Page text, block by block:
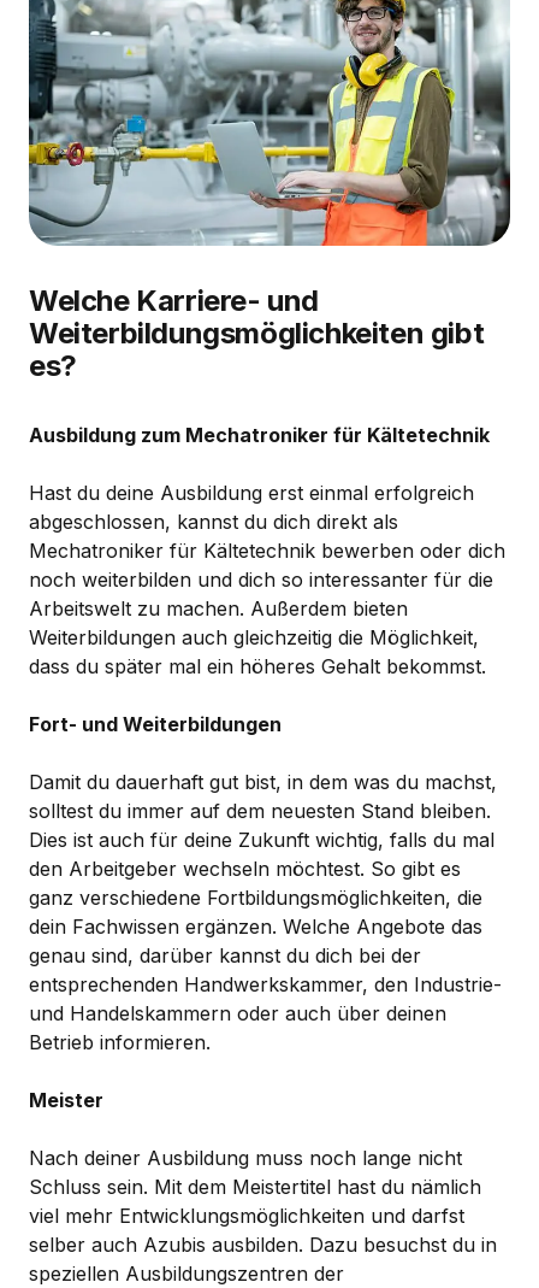
Welche Karriere- und
Weiterbildungsmöglichkeiten gibt
es?
Ausbildung zum Mechatroniker für Kältetechnik
Hast du deine Ausbildung erst einmal erfolgreich
abgeschlossen, kannst du dich direkt als
Mechatroniker für Kältetechnik bewerben oder dich
noch weiterbilden und dich so interessanter für die
Arbeitswelt zu machen. Außerdem bieten
Weiterbildungen auch gleichzeitig die Möglichkeit,
dass du später mal ein höheres Gehalt bekommst.
Fort- und Weiterbildungen
Damit du dauerhaft gut bist, in dem was du machst,
solltest du immer auf dem neuesten Stand bleiben.
Dies ist auch für deine Zukunft wichtig, falls du mal
den Arbeitgeber wechseln möchtest. So gibt es
ganz verschiedene Fortbildungsmöglichkeiten, die
dein Fachwissen ergänzen. Welche Angebote das
genau sind, darüber kannst du dich bei der
entsprechenden Handwerkskammer, den Industrie-
und Handelskammern oder auch über deinen
Betrieb informieren.
Meister
Nach deiner Ausbildung muss noch lange nicht
Schluss sein. Mit dem Meistertitel hast du nämlich
viel mehr Entwicklungsmöglichkeiten und darfst
selber auch Azubis ausbilden. Dazu besuchst du in
speziellen Ausbildungszentren der